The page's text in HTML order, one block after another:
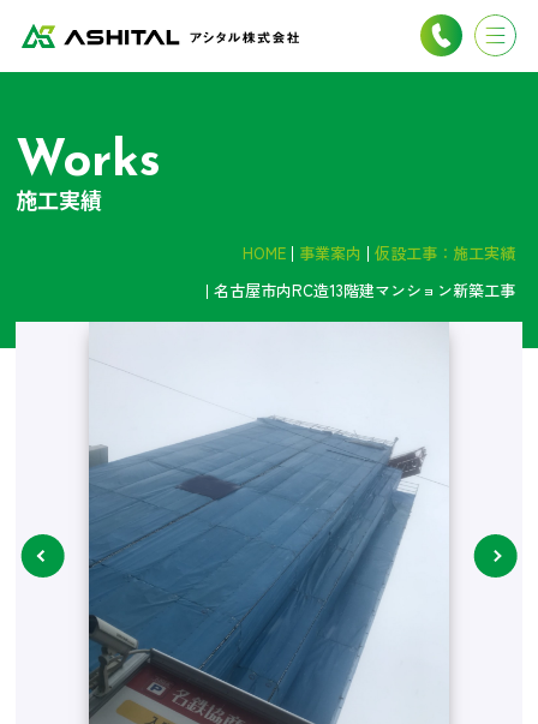
Works
施工実績
HOME 事業案内
仮設工事：施工実績
名古屋市内RC造13階建マンション新築工事
next